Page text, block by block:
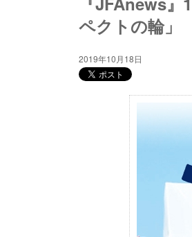
ペクトの輪」
2019年10月18日